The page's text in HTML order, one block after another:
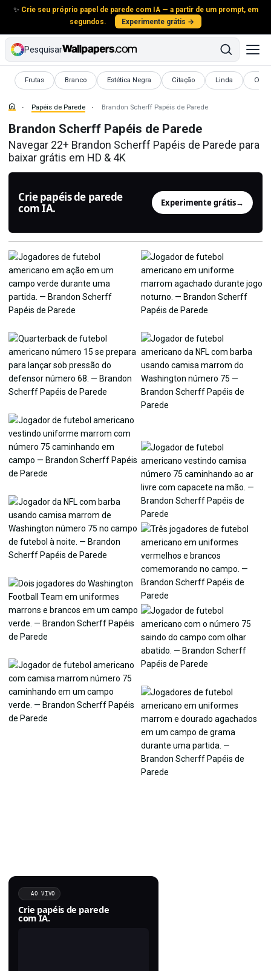
✨ Crie seu próprio papel de parede com IA — a partir de um prompt, em
segundos.
Experimente grátis →
Pesquisar
Frutas
Papéis de Parede
Branco
Papéis de ParedeEstética Negra
Papéis de Parede Citação
Papéis de ParedeLinda
Papéis de Parede
Papéis de Parede Brandon Scherff Papéis de Parede
Brandon Scherff Papéis de Parede
Navegar 22+ Brandon Scherff Papéis de Parede para
baixar grátis em HD & 4K
Crie papéis de parede
com IA.
Experimente grátis→
AO VIVO
Crie papéis de parede
com IA.